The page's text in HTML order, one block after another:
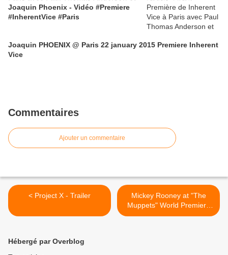
Joaquin Phoenix - Vidéo #Premiere
#InherentVice #Paris
Joaquin PHOENIX @ Paris 22 january 2015 Premiere Inherent
Vice
Commentaires
Ajouter un commentaire
< Project X - Trailer
Mickey Rooney at "The
Muppets" World Premiere
Arrivals >
Hébergé par Overblog